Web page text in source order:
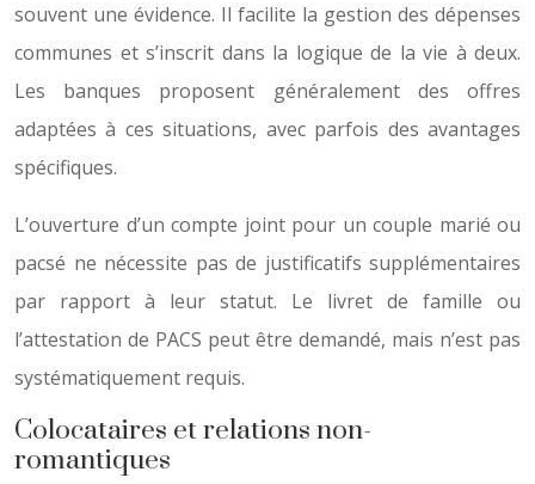
souvent une évidence. Il facilite la gestion des dépenses
communes et s’inscrit dans la logique de la vie à deux.
Les banques proposent généralement des offres
adaptées à ces situations, avec parfois des avantages
spécifiques.
L’ouverture d’un compte joint pour un couple marié ou
pacsé ne nécessite pas de justificatifs supplémentaires
par rapport à leur statut. Le livret de famille ou
l’attestation de PACS peut être demandé, mais n’est pas
systématiquement requis.
Colocataires et relations non-
romantiques